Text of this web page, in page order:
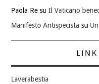
Paola Re suIl Vaticano
Manifesto Antispecista su
LINK
Laverabestia